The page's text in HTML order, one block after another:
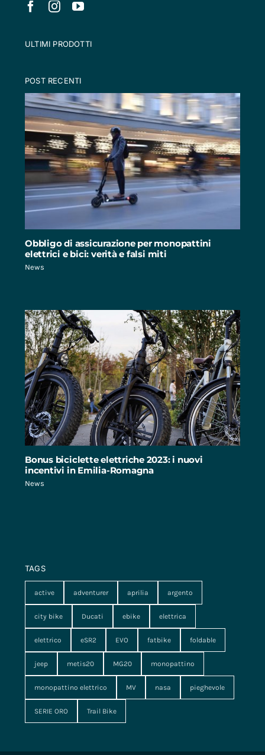
ULTIMI PRODOTTI
POST RECENTI
Obbligo di assicurazione per monopattini
elettrici e bici: verità e falsi miti
News
Bonus biciclette elettriche 2023: i nuovi
incentivi in Emilia-Romagna
News
TAGS
active adventurer aprilia argento
city bike Ducati ebike elettrica
elettrico eSR2 EVO fatbike foldable
jeep metis20 MG20 monopattino
monopattino elettrico MV nasa pieghevole
SERIE ORO Trail Bike